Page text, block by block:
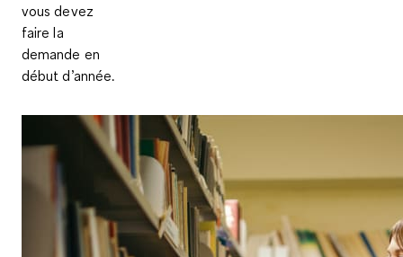
vous devez
faire la
demande en
début d’année.